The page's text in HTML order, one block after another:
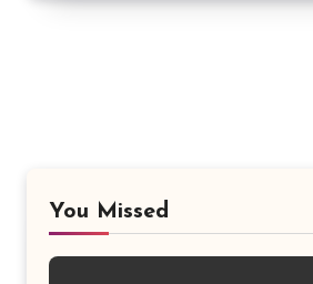
You Missed